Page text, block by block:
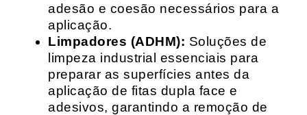
adesão e coesão necessários para a
aplicação.
Limpadores (ADHM): Soluções de
limpeza industrial essenciais para
preparar as superfícies antes da
aplicação de fitas dupla face e
adesivos, garantindo a remoção de